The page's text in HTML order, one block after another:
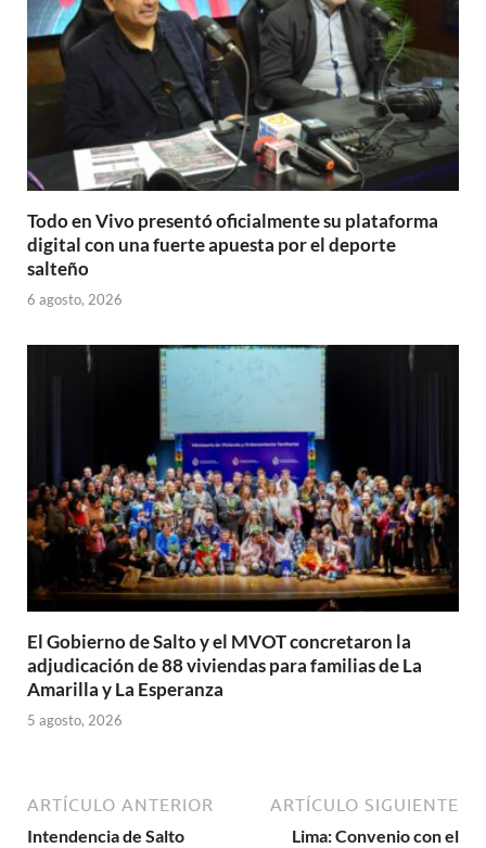
Todo en Vivo presentó oficialmente su plataforma
digital con una fuerte apuesta por el deporte
salteño
6 agosto, 2026
El Gobierno de Salto y el MVOT concretaron la
adjudicación de 88 viviendas para familias de La
Amarilla y La Esperanza
5 agosto, 2026
ARTÍCULO ANTERIOR
Intendencia de Salto
ARTÍCULO SIGUIENTE
Lima: Convenio con el